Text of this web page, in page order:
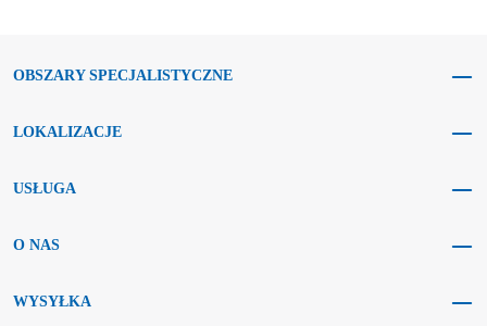
OBSZARY SPECJALISTYCZNE
LOKALIZACJE
USŁUGA
O NAS
WYSYŁKA